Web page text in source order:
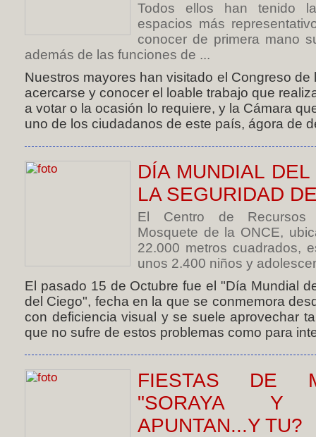
Todos ellos han tenido
espacios más
conocer de primera mano
además de las funciones de ...
Nuestros mayores han visitado el Congreso
acercarse y conocer el loable trabajo que
a votar o la ocasión lo requiere, y la Cámara
uno de los ciudadanos de este país, ágora de
DÍA MUNDIAL
LA SEGURIDAD
El Centro de Recursos
Mosquete de la ONCE,
22.000 metros cuadrados,
unos 2.400 niños y
El pasado 15 de Octubre fue el "Día Mundial
del Ciego", fecha en la que se conmemora
con deficiencia visual y se suele aprovechar
que no sufre de estos problemas como para
FIESTAS DE
"SORAYA Y
APUNTAN...Y TU?